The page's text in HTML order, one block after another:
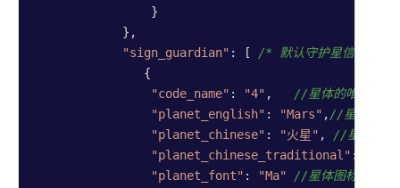
                }
            },
"sign_guardian" : [ /* 默认守护星信息 */
               {
"code_name" : "4" , //星体的唯一标识
"planet_english" : "Mars" ,//星体英文
"planet_chinese" : "火星" , //星体中文
"planet_chinese_traditional" :
"planet_font" : "Ma"
//星体图标映射